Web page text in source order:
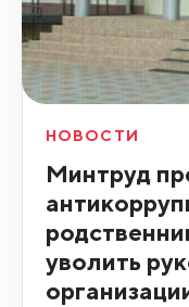
НОВОСТИ
Минтруд
уволить